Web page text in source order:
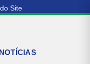
Site
NOTÍCIAS